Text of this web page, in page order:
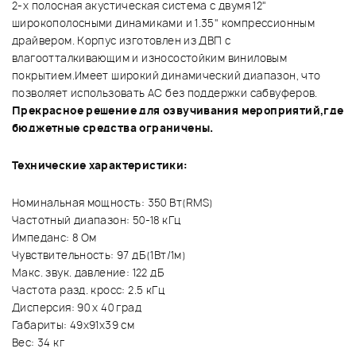
2-х полосная акустическая система с двумя 12"
широкополосными динамиками и 1.35" компрессионным
драйвером. Корпус изготовлен из ДВП с
влагоотталкивающим и износостойким виниловым
покрытием.Имеет широкий динамический диапазон, что
позволяет использовать АС без поддержки сабвуферов.
Прекрасное решение для озвучивания мероприятий,где
бюджетные средства ограничены.
Технические характеристики:
Номинальная мощность: 350 Вт(RMS)
Частотный диапазон: 50-18 кГц
Импеданс: 8 Ом
Чувствительность: 97 дБ(1Вт/1м)
Макс. звук. давление: 122 дБ
Частота разд. кросс: 2.5 кГц
Дисперсия: 90 х 40 град
Габариты: 49х91х39 см
Вес: 34 кг